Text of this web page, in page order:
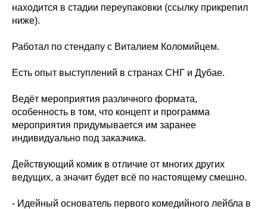
находится в стадии переупаковки (ссылку прикрепил
ниже).
Работал по стендапу с Виталием Коломийцем.
Есть опыт выступлений в странах СНГ и Дубае.
Ведёт мероприятия различного формата,
особенность в том, что концепт и программа
мероприятия придумывается им заранее
индивидуально под заказчика.
Действующий комик в отличие от многих других
ведущих, а значит будет всё по настоящему смешно.
- Идейный основатель первого комедийного лейбла в